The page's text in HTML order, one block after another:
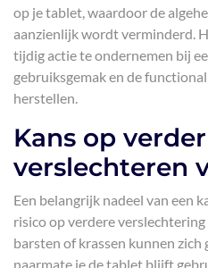
op je tablet, waardoor de
aanzienlijk wordt verminderd.
tijdig actie te ondernemen bij
gebruiksgemak en de
herstellen.
Kans op verder
verslechteren
Een belangrijk nadeel van een
risico op verdere
barsten of krassen kunnen
naarmate je de tablet blijft